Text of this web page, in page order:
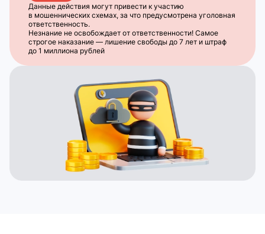
Данные действия могут привести к участию
в мошеннических схемах, за что предусмотрена уголовная
ответственность.
Незнание не освобождает от ответственности! Самое
строгое наказание — лишение свободы до 7 лет и штраф
до 1 миллиона рублей